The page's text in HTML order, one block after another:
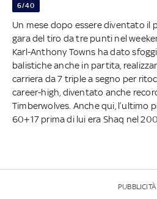
6/40
Un mese dopo essere diventato il
gara del tiro da tre punti nel
Karl-Anthony Towns ha dato
balistiche anche in partita,
carriera da 7 triple a segno per
career-high, diventato anche
Timberwolves. Anche qui, l’ultimo
60+17 prima di lui era Shaq nel
PUBBLICITÀ